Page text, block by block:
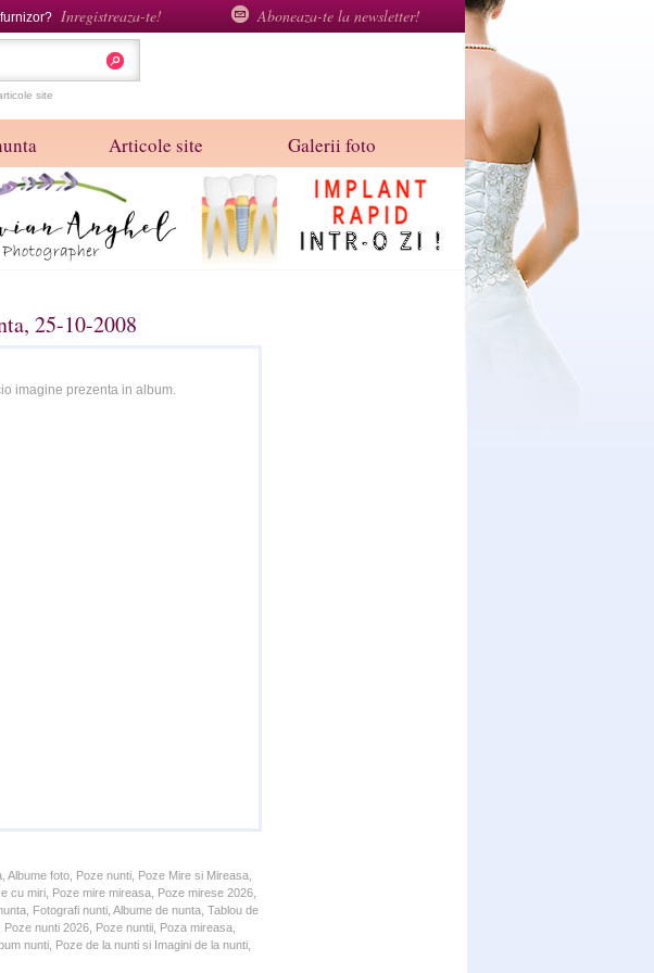
Inregistreaza-te! Aboneaza-te la newsletter!
site
Articole site Galerii foto
25-10-2008
imagine prezenta in album.
foto, Poze nunti, Poze Mire si Mireasa,
cu miri, Poze mire mireasa, Poze mirese 2026,
Fotografi nunti, Albume de nunta, Tablou de
nunti 2026, Poze nuntii, Poza mireasa,
nunti, Poze de la nunti si Imagini de la nunti,